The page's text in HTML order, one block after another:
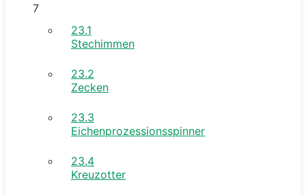
7
23.1
Stechimmen
23.2
Zecken
23.3
Eichenprozessionsspinner
23.4
Kreuzotter